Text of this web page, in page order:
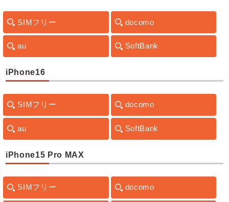
SIMフリー docomo
au SoftBank
iPhone16
SIMフリー docomo
au SoftBank
iPhone15 Pro MAX
SIMフリー docomo